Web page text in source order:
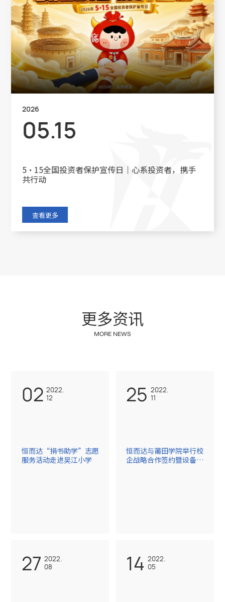
2025年度土壤和地下水自行监测结果公示
更多资讯
MORE NEWS
02 2022.
12
恒而达“捐书助学”志愿
服务活动走进吴江小学
25 2022.
11
恒而达与莆田学院举行校
企战略合作签约暨设备捐
27 2022.
08
14 2022.
05